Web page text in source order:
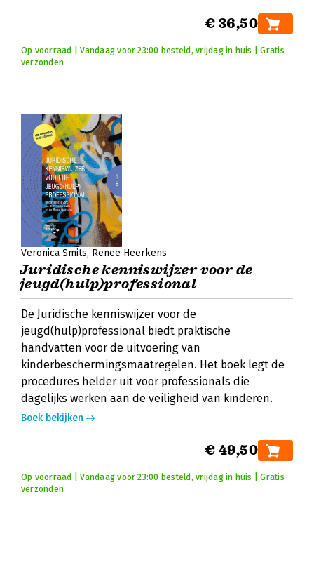
€ 36,50
Op voorraad | Vandaag voor 23:00 besteld, vrijdag in huis | Gratis
verzonden
Veronica Smits Renee Heerkens
Juridische kenniswijzer voor de
jeugd(hulp)professional
De Juridische kenniswijzer voor de
jeugd(hulp)professional biedt praktische
handvatten voor de uitvoering van
kinderbeschermingsmaatregelen. Het boek legt de
procedures helder uit voor professionals die
dagelijks werken aan de veiligheid van kinderen.
Boek bekijken
€ 49,50
Op voorraad | Vandaag voor 23:00 besteld, vrijdag in huis | Gratis
verzonden